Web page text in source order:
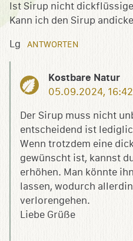
Ist Sirup nicht
Kann ich den Sirup
Lg ANTWORTEN
Kostbare Natur
05.09.2024, 16:42
Der Sirup muss nicht
entscheidend ist
Wenn trotzdem eine
gewünscht ist, kannst
erhöhen. Man könnte
lassen, wodurch
verlorengehen.
Liebe Grüße